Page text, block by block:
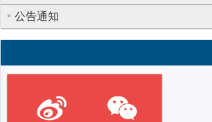
公告通知